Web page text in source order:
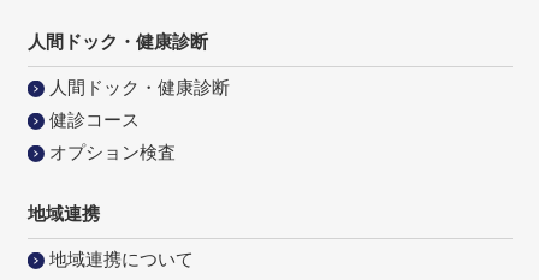
人間ドック・健康診断
人間ドック・健康診断
健診コース
オプション検査
地域連携
地域連携について